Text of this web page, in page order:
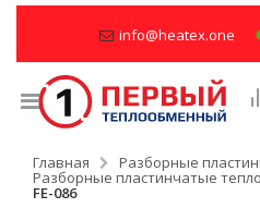
info@heatex.one
Главная Разборные
Разборные пластинчатые
FE-086